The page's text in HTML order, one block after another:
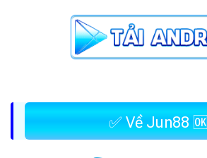
✅ Về Jun88 🆗